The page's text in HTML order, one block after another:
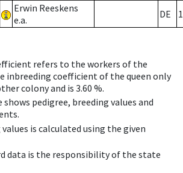
Erwin Reeskens
e.a.
DE
refers to the workers of the
inbreeding coefficient of the queen only
colony and is 3.60 %.
shows pedigree, breeding values and
is calculated using the given
data is the responsibility of the state